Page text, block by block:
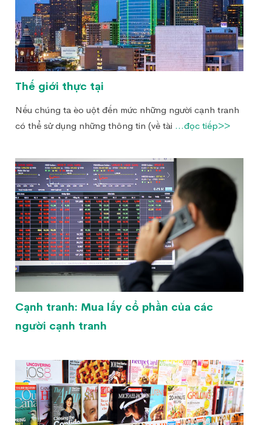
Thế giới thực tại
Nếu chúng ta èo uột đến mức những người cạnh tranh
có thể sử dụng những thông tin (về tài ...đọc tiếp>>
Cạnh tranh: Mua lấy cổ phần của các
người cạnh tranh